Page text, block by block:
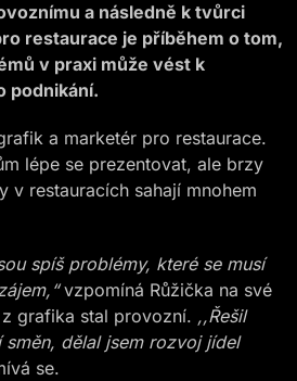
a následně k tvůrci
restaurace je příběhem o tom,
v praxi může vést k
podnikání.
a marketér pro restaurace.
lépe se prezentovat, ale brzy
v restauracích sahají mnohem
spíš problémy, které se musí
vzpomíná Růžička na své
grafika stal provozní. ,,Řešil
směn, dělal jsem rozvoj jídel
se.